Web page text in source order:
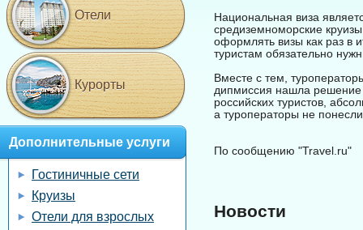
Национальная виза
средиземноморские
оформлять визы как раз в
туристам обязательно
Вместе с тем,
дипмиссия нашла решение
российских туристов,
а туроператоры не
По сообщению "Travel.ru"
Новости
Отели
Курорты
Дополнительные услуги
Гостиничные сети
Круизы
Отели для взрослых